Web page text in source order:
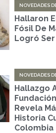
NOVEDADES
Hallaron
Fósil De
Logró
NOVEDADES
Hallazgo
Revela
Historia
Colombia